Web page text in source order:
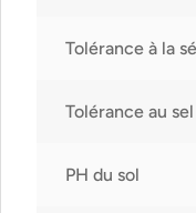
Tolérance à la
Tolérance au sel
PH du sol